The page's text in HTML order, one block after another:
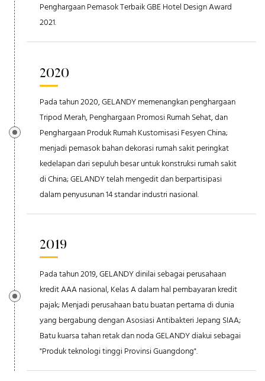
Penghargaan Pemasok Terbaik GBE Hotel Design Award
2021.
2020
Pada tahun 2020, GELANDY memenangkan penghargaan
Tripod Merah, Penghargaan Promosi Rumah Sehat, dan
Penghargaan Produk Rumah Kustomisasi Fesyen China;
menjadi pemasok bahan dekorasi rumah sakit peringkat
kedelapan dari sepuluh besar untuk konstruksi rumah sakit
di China; GELANDY telah mengedit dan berpartisipasi
dalam penyusunan 14 standar industri nasional.
2019
Pada tahun 2019, GELANDY dinilai sebagai perusahaan
kredit AAA nasional, Kelas A dalam hal pembayaran kredit
pajak; Menjadi perusahaan batu buatan pertama di dunia
yang bergabung dengan Asosiasi Antibakteri Jepang SIAA;
Batu kuarsa tahan retak dan noda GELANDY diakui sebagai
"Produk teknologi tinggi Provinsi Guangdong".